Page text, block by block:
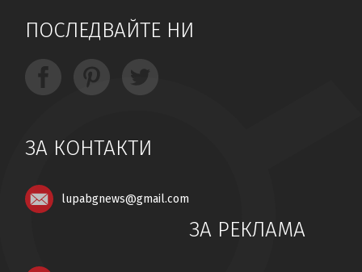
ПОСЛЕДВАЙТЕ НИ
ЗА КОНТАКТИ
lupabgnews@gmail.com
ЗА РЕКЛАМА